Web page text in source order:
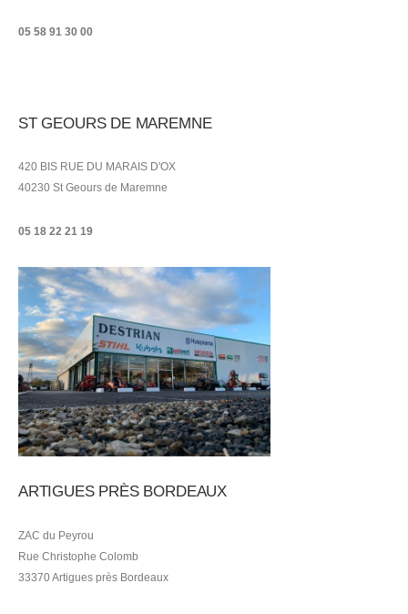
05 58 91 30 00
ST GEOURS DE MAREMNE
420 BIS RUE DU MARAIS D'OX
40230 St Geours de Maremne
05 18 22 21 19
ARTIGUES PRÈS BORDEAUX
ZAC du Peyrou
Rue Christophe Colomb
33370 Artigues près Bordeaux